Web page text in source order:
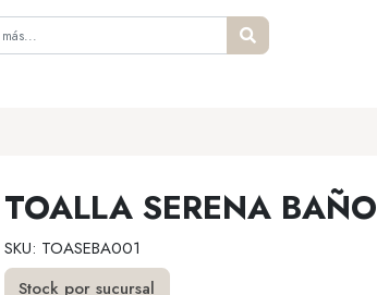
TOALLA SERENA BAÑO
SKU: TOASEBA001
Stock por sucursal